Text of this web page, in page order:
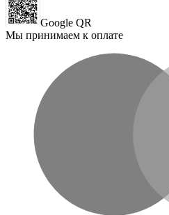
Google QR
Мы принимаем к оплате